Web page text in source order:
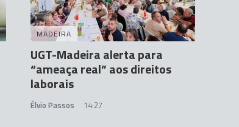
MADEIRA
UGT-Madeira alerta para
“ameaça real” aos direitos
laborais
Élvio Passos 14:27